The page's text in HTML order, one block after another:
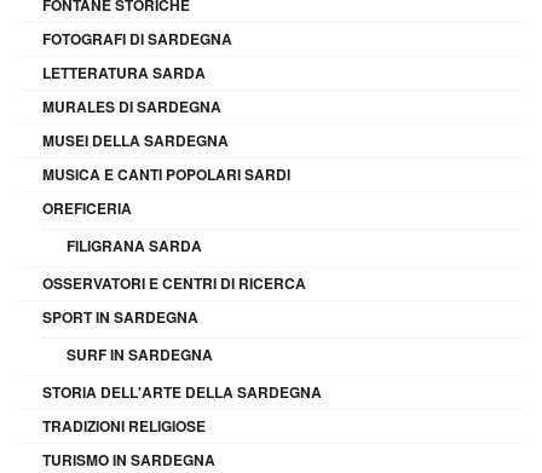
FONTANE STORICHE
FOTOGRAFI DI SARDEGNA
LETTERATURA SARDA
MURALES DI SARDEGNA
MUSEI DELLA SARDEGNA
MUSICA E CANTI POPOLARI SARDI
OREFICERIA
FILIGRANA SARDA
OSSERVATORI E CENTRI DI RICERCA
SPORT IN SARDEGNA
SURF IN SARDEGNA
STORIA DELL'ARTE DELLA SARDEGNA
TRADIZIONI RELIGIOSE
TURISMO IN SARDEGNA